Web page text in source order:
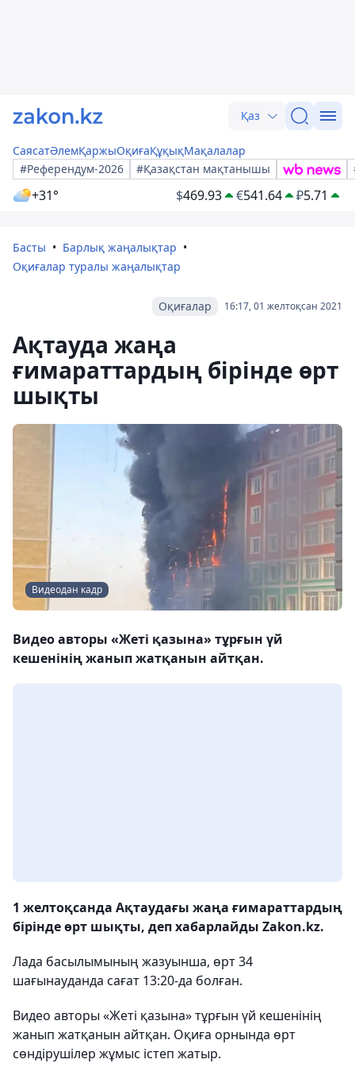
Қаз
СаясатӘлемҚаржыОқиғаҚұқықМақалалар
#Референдум-2026
#Қазақстан мақтанышы
+31° $469.93 €541.64 ₽5.71
Басты
Барлық жаңалықтар
Оқиғалар туралы жаңалықтар
16:17, 01 желтоқсан 2021
Оқиғалар
Ақтауда жаңа
ғимараттардың бірінде өрт
шықты
Видеодан кадр
Видео авторы «Жеті қазына» тұрғын үй
кешенінің жанып жатқанын айтқан.
1 желтоқсанда Ақтаудағы жаңа ғимараттардың
бірінде өрт шықты, деп хабарлайды Zakon.kz.
Лада басылымының жазуынша, өрт 34
шағынауданда сағат 13:20-да болған.
Видео авторы «Жеті қазына» тұрғын үй кешенінің
жанып жатқанын айтқан. Оқиға орнында өрт
сөндірушілер жұмыс істеп жатыр.